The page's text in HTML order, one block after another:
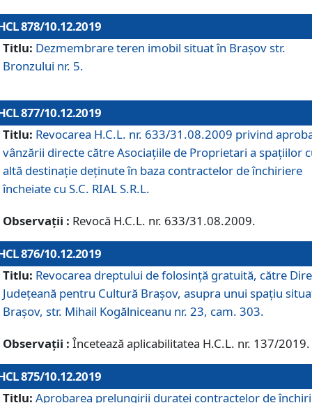
878/10.12.2019
Titlu: Dezmembrare teren imobil situat în Brașov str.
Bronzului nr. 5.
877/10.12.2019
Titlu: Revocarea H.C.L. nr. 633/31.08.2009 privind
vânzării directe către Asociațiile de Proprietari a spațiilor
altă destinație deținute în baza contractelor de închiriere
încheiate cu S.C. RIAL S.R.L.
Observații : Revocă H.C.L. nr. 633/31.08.2009.
876/10.12.2019
Titlu: Revocarea dreptului de folosinţă gratuită, către
Judeţeană pentru Cultură Braşov, asupra unui spaţiu
Braşov, str. Mihail Kogălniceanu nr. 23, cam. 303.
Observații : Încetează aplicabilitatea H.C.L. nr. 137/2019.
875/10.12.2019
Titlu: Aprobarea prelungirii duratei contractelor de